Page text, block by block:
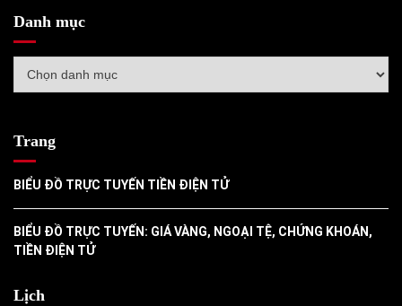
Danh mục
mục
Trang
BIỂU ĐỒ TRỰC TUYẾN TIỀN ĐIỆN TỬ
BIỂU ĐỒ TRỰC TUYẾN: GIÁ VÀNG, NGOẠI TỆ, CHỨNG KHOÁN,
TIỀN ĐIỆN TỬ
Lịch